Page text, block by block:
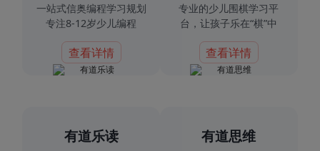
一站式信奥编程学习规划
专注8-12岁少儿编程
查看详情
专业的少儿围棋学习平
台，让孩子乐在“棋”中
查看详情
有道乐读 有道思维